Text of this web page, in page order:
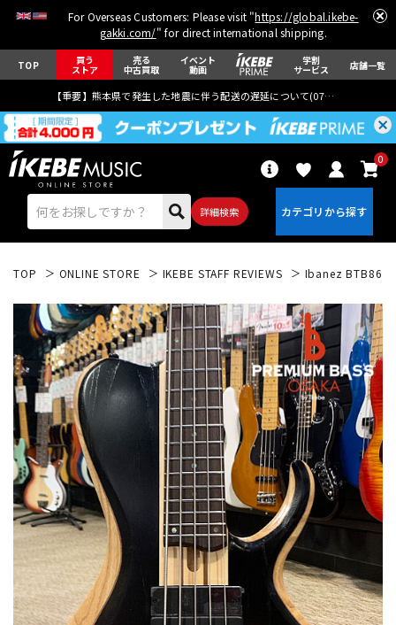
For Overseas Customers: Please visit "https://global.ikebe-
gakki.com/" for direct international shipping.
TOP 買う
ストア
売る
中古買取
イベント
動画
学割
サービス 店舗一覧
【重要】熊本県で発生した地震に伴う配送の遅延について(07月29日
詳細検索
0
エレキギター アコギ/エレアコ
ベース ウクレレ
ドラム パーカッション
キーボード 電子ピアノ
管楽器 その他楽器
TOP ONLINE STORE IKEBE STAFF REVIEWS Ibanez